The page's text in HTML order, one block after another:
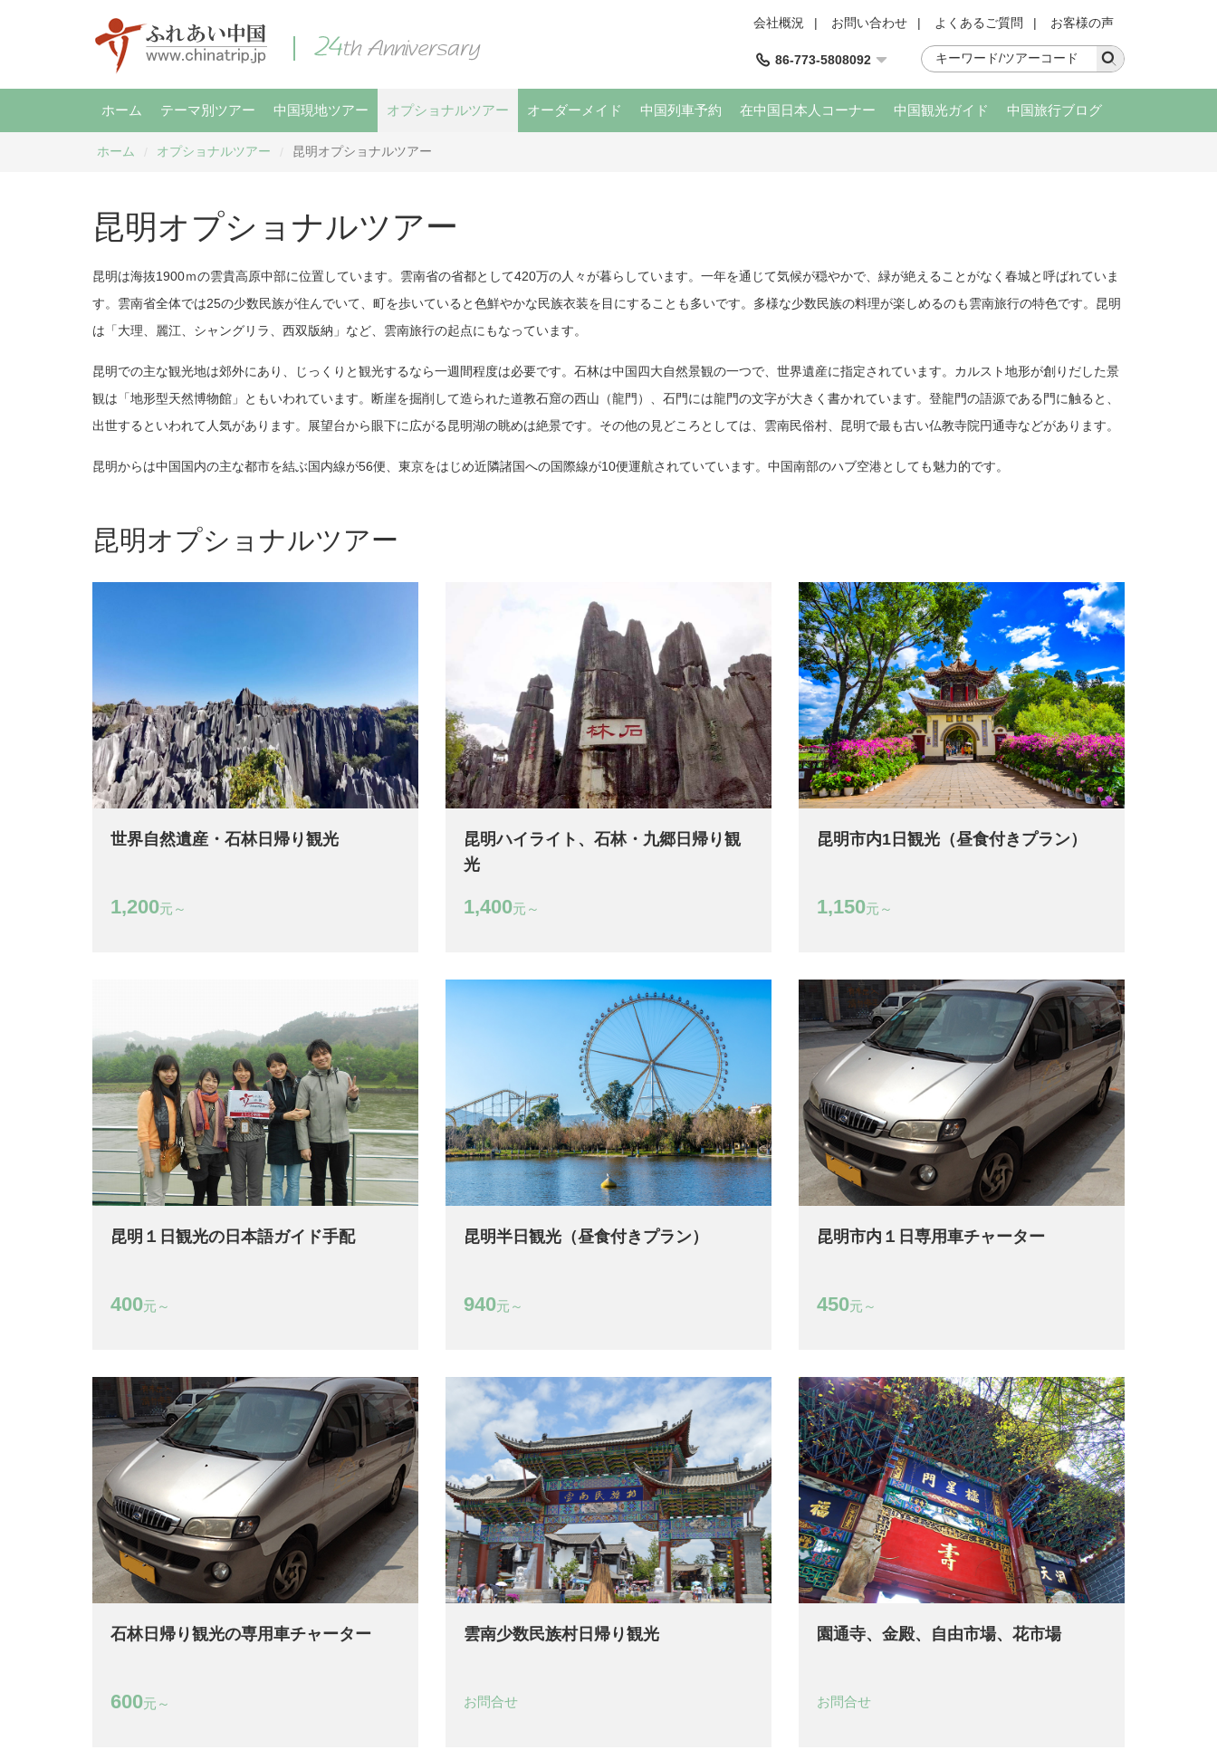
会社概況 | お問い合わせ | よくあるご質問 | お客様の声
86-773-5808092
ホーム テーマ別ツアー 中国現地ツアー オプショナルツアー オーダーメイド 中国列車予約 在中国日本人コーナー 中国観光ガイド 中国旅行ブログ
ホーム オプショナルツアー 昆明オプショナルツアー
昆明オプショナルツアー
昆明は海抜1900ｍの雲貴高原中部に位置しています。雲南省の省都として420万の人々が暮らしています。一年を通じて気候が穏やかで、緑が絶えることがなく春城と呼ばれていま
す。雲南省全体では25の少数民族が住んでいて、町を歩いていると色鮮やかな民族衣装を目にすることも多いです。多様な少数民族の料理が楽しめるのも雲南旅行の特色です。昆明
は「大理、麗江、シャングリラ、西双版納」など、雲南旅行の起点にもなっています。
昆明での主な観光地は郊外にあり、じっくりと観光するなら一週間程度は必要です。石林は中国四大自然景観の一つで、世界遺産に指定されています。カルスト地形が創りだした景
観は「地形型天然博物館」ともいわれています。断崖を掘削して造られた道教石窟の西山（龍門）、石門には龍門の文字が大きく書かれています。登龍門の語源である門に触ると、
出世するといわれて人気があります。展望台から眼下に広がる昆明湖の眺めは絶景です。その他の見どころとしては、雲南民俗村、昆明で最も古い仏教寺院円通寺などがあります。
昆明からは中国国内の主な都市を結ぶ国内線が56便、東京をはじめ近隣諸国への国際線が10便運航されていています。中国南部のハブ空港としても魅力的です。
昆明オプショナルツアー
世界自然遺産・石林日帰り観光
1,200元～
昆明ハイライト、石林・九郷日帰り観
光
1,400元～
昆明市内1日観光（昼食付きプラン）
1,150元～
昆明１日観光の日本語ガイド手配
400元～
昆明半日観光（昼食付きプラン）
940元～
昆明市内１日専用車チャーター
450元～
石林日帰り観光の専用車チャーター
600元～
雲南少数民族村日帰り観光
お問合せ
園通寺、金殿、自由市場、花市場
お問合せ